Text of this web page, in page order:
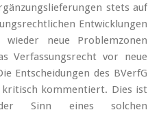
stets auf
Entwicklungen
neue Problemzonen
Verfassungsrecht vor neue
Entscheidungen des BVerfG
kritisch kommentiert. Dies ist
Sinn eines solchen